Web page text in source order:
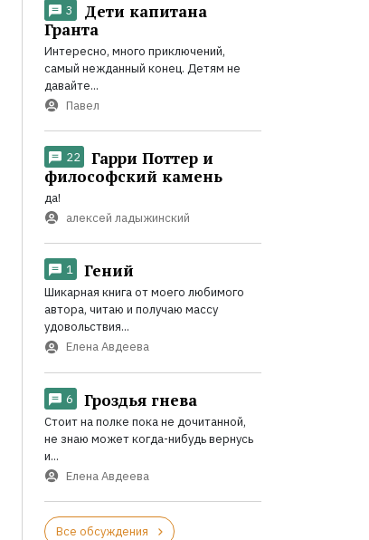
3
Дети капитана
Гранта
Интересно, много приключений,
самый нежданный конец. Детям не
давайте...
Павел
22
Гарри Поттер и
философский камень
да!
алексей ладыжинский
1 Гений
Шикарная книга от моего любимого
автора, читаю и получаю массу
удовольствия...
Елена Авдеева
6 Гроздья гнева
Стоит на полке пока не дочитанной,
не знаю может когда-нибудь вернусь
и...
Елена Авдеева
Все обсуждения